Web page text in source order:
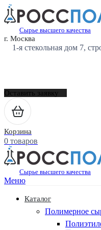
Сырье высшего качества
г. Москва
1-я стекольная дом 7,
Оставить заявку
Корзина
0 товаров
Сырье высшего качества
Меню
Каталог
Полимерное